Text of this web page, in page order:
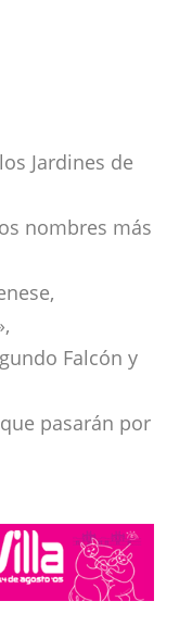
Jardines de
nombres más
Falcón y
pasarán por